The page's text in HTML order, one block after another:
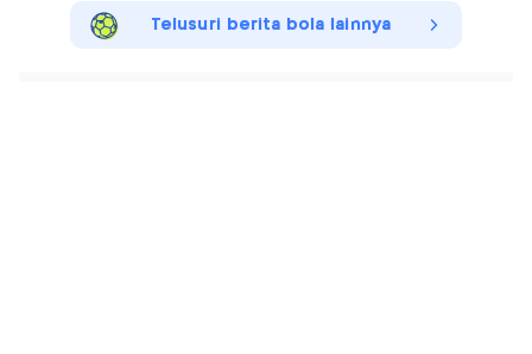
Telusuri berita bola lainnya